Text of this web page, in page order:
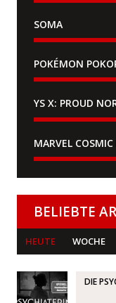
SOMA
POKÉMON
YS X: PROUD
MARVEL
BELIEBTE
HEUTE WOCHE
DIE